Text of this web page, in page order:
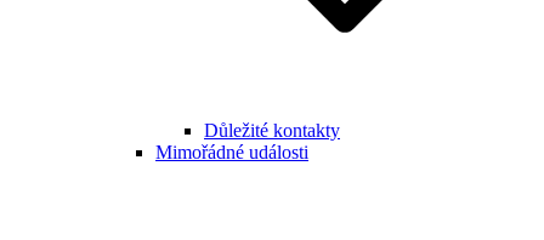
Důležité kontakty
Mimořádné události